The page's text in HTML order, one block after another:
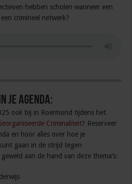
hebben scholen wanneer een
crimineel netwerk?
je agenda:
ook bij in Roermond tijdens het
Criminaliteit? Reserveer
en hoor alles over hoe je
gaan in de strijd tegen
aan de hand van deze thema’s: